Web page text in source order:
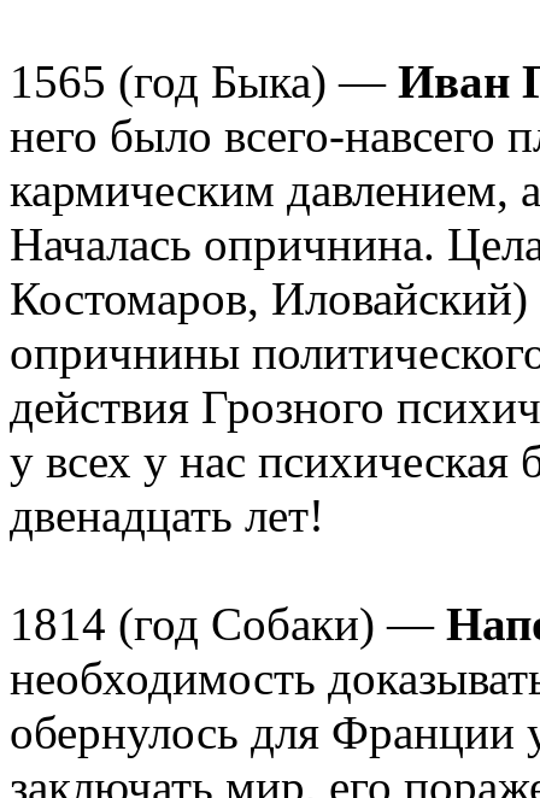
1565 (год Быка) — Иван
него было всего-навсего
кармическим давлением,
Началась опричнина.
Костомаров,
опричнины
действия Грозного
у всех у нас психическая
двенадцать лет!
1814 (год Собаки) —
необходимость
обернулось для Франции
заключать мир, его